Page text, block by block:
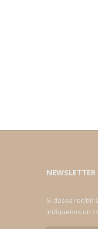
NEWSLETTER
Si desea recibir
indiquenos un